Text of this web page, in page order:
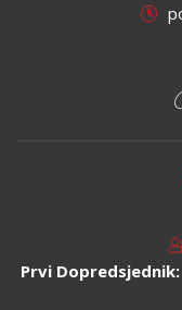
Prvi